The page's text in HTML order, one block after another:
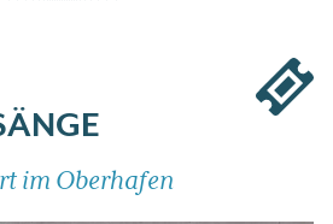
im Oberhafen